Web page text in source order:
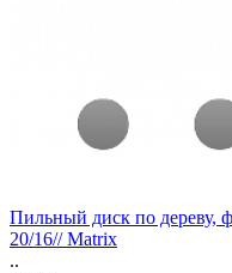
Пильный диск по дереву,
20/16// Matrix
..